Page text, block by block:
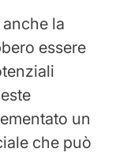
la
essere
un
che può